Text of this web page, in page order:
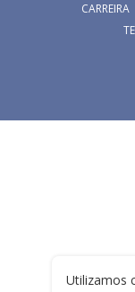
CARREIRA
Utilizamos